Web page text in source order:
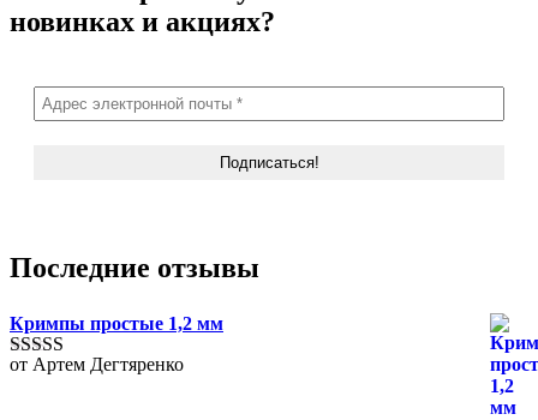
новинках и акциях?
Последние отзывы
Кримпы простые 1,2 мм
Оценка5 из
от Артем Дегтяренко